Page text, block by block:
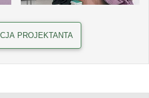
PROJEKTANTA